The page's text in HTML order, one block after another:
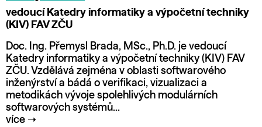
vedoucí Katedry informatiky a výpočetní techniky
(KIV) FAV ZČU
Doc. Ing. Přemysl Brada, MSc., Ph.D. je vedoucí
Katedry informatiky a výpočetní techniky (KIV) FAV
ZČU. Vzdělává zejména v oblasti softwarového
inženýrství a bádá o verifikaci, vizualizaci a
metodikách vývoje spolehlivých modulárních
softwarových systémů...
více ➝